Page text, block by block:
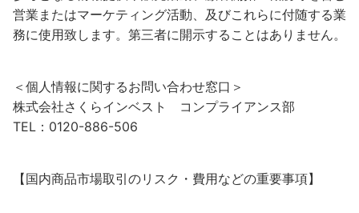
営業またはマーケティング活動、及びこれらに付随する業
務に使用致します。第三者に開示することはありません。
＜個人情報に関するお問い合わせ窓口＞
株式会社さくらインベスト コンプライアンス部
TEL：0120-886-506
【国内商品市場取引のリスク・費用などの重要事項】